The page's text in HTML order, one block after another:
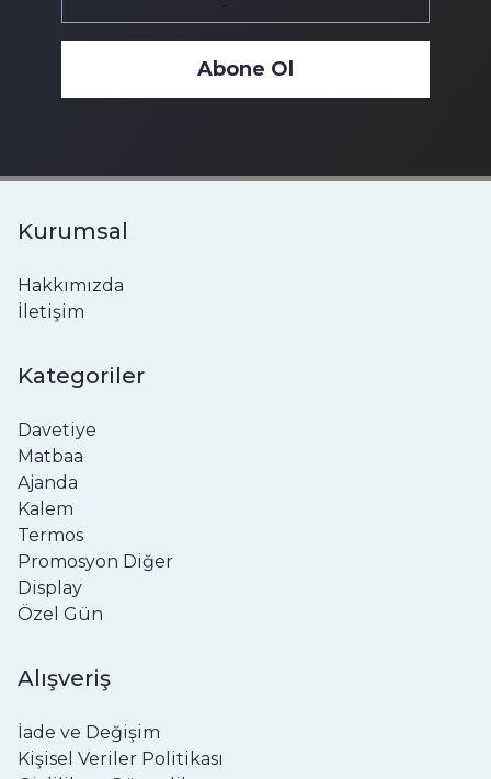
Abone Ol
Kurumsal
Hakkımızda
İletişim
Kategoriler
Davetiye
Matbaa
Ajanda
Kalem
Termos
Promosyon Diğer
Display
Özel Gün
Alışveriş
İade ve Değişim
Kişisel Veriler Politikası